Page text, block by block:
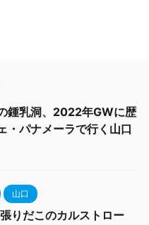
鍾乳洞、2022年GWに歴
・パナメーラで行く山口
山口
りだこのカルストロー